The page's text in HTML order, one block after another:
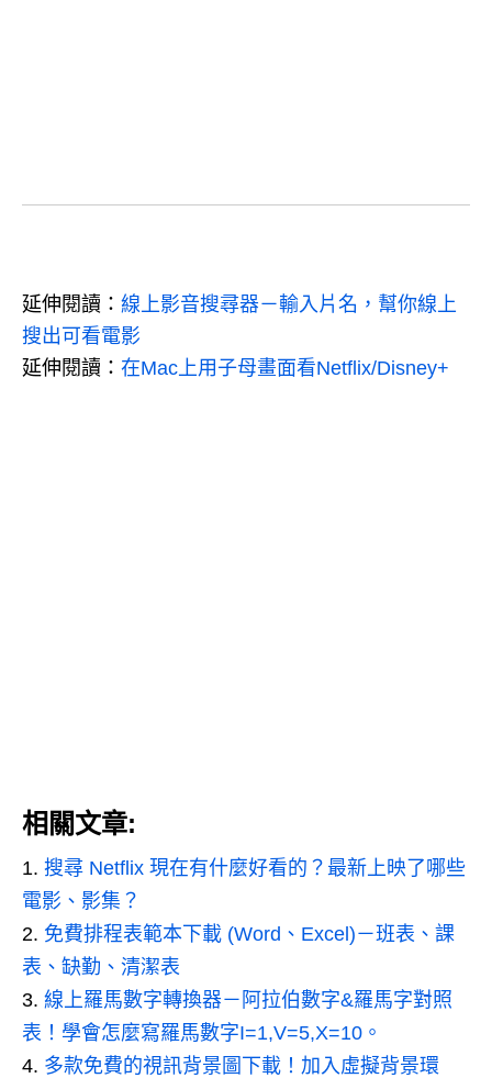
延伸閱讀： 線上影音搜尋器－輸入片名，幫你線上
搜出可看電影
延伸閱讀： 在Mac上用子母畫面看Netflix/Disney+
相關文章:
搜尋 Netflix 現在有什麼好看的？最新上映了哪些
電影、影集？
免費排程表範本下載 (Word、Excel)－班表、課
表、缺勤、清潔表
線上羅馬數字轉換器－阿拉伯數字&羅馬字對照
表！學會怎麼寫羅馬數字I=1,V=5,X=10。
多款免費的視訊背景圖下載！加入虛擬背景環